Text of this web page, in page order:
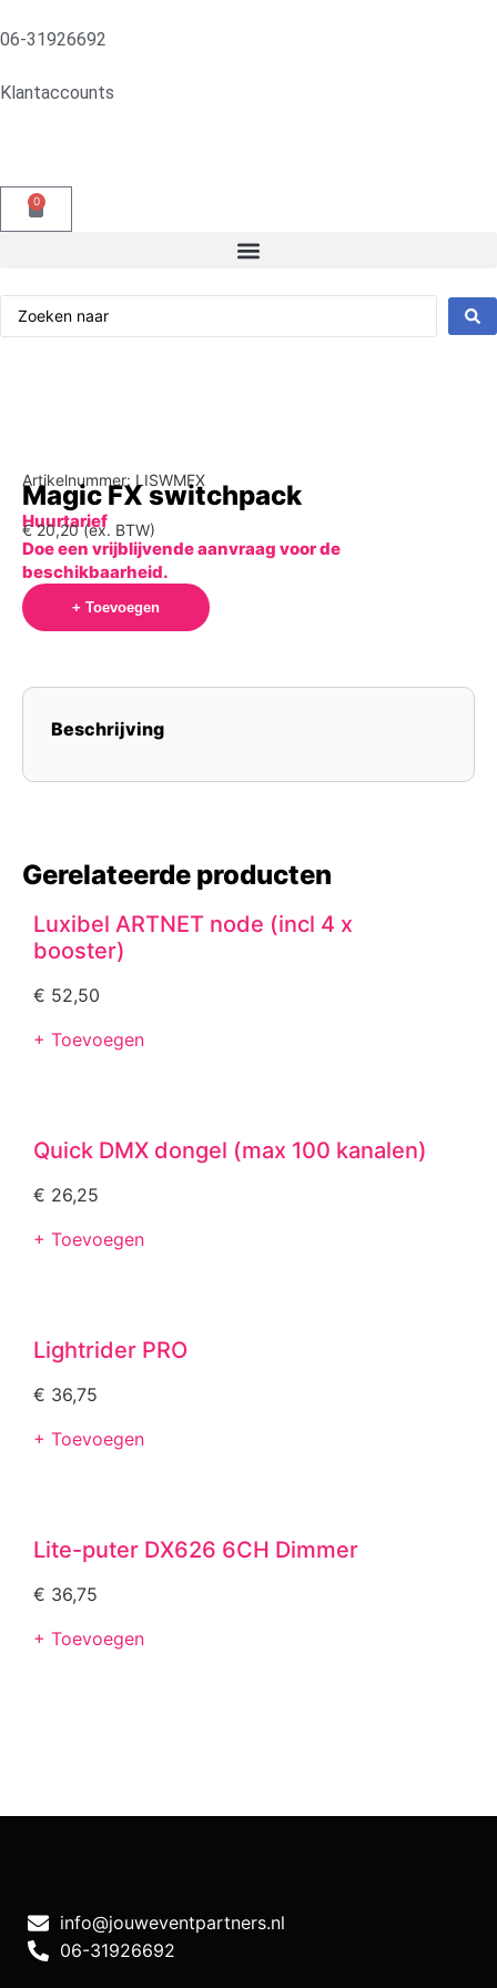
06-31926692
Klantaccounts
0
Artikelnummer: LISWMFX
Magic FX switchpack
Huurtarief
€20,20(ex. BTW)
Doe een vrijblijvende aanvraag voor de
beschikbaarheid.
+ Toevoegen
Beschrijving
Gerelateerde producten
Luxibel ARTNET node (incl 4 x
booster)
€ 52,50
+ Toevoegen
Quick DMX dongel (max 100 kanalen)
€ 26,25
+ Toevoegen
Lightrider PRO
€ 36,75
+ Toevoegen
Lite-puter DX626 6CH Dimmer
€ 36,75
+ Toevoegen
info@jouweventpartners.nl
06-31926692